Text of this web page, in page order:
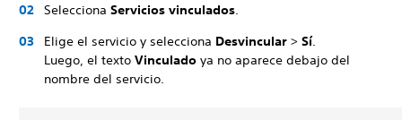
Selecciona Servicios vinculados.
Elige el servicio y selecciona Desvincular > Sí.
Luego, el texto Vinculado ya no aparece debajo del
nombre del servicio.